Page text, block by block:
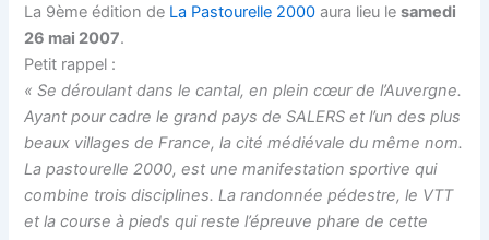
La 9ème édition de La Pastourelle 2000 aura lieu lesamedi
26 mai 2007.
Petit rappel :
« Se déroulant dans le cantal, en plein cœur de l’Auvergne.
Ayant pour cadre le grand pays de SALERS et l’un des plus
beaux villages de France, la cité médiévale du même nom.
La pastourelle 2000, est une manifestation sportive qui
combine trois disciplines. La randonnée pédestre, le VTT
et la course à pieds qui reste l’épreuve phare de cette